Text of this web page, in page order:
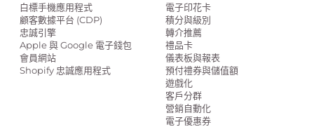
白標手機應用程式
顧客數據平台 (CDP)
忠誠引擎
Apple 與 Google 電子錢包
會員網站
Shopify 忠誠應用程式
電子印花卡
積分與級別
轉介推薦
禮品卡
儀表板與報表
預付禮券與儲值額
遊戲化
客戶分群
營銷自動化
電子優惠券